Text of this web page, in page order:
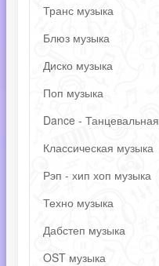
Транс музыка
Блюз музыка
Диско музыка
Поп музыка
Dance - Танцевальная
Классическая музыка
Рэп - хип хоп музыка
Техно музыка
Дабстеп музыка
OST музыка